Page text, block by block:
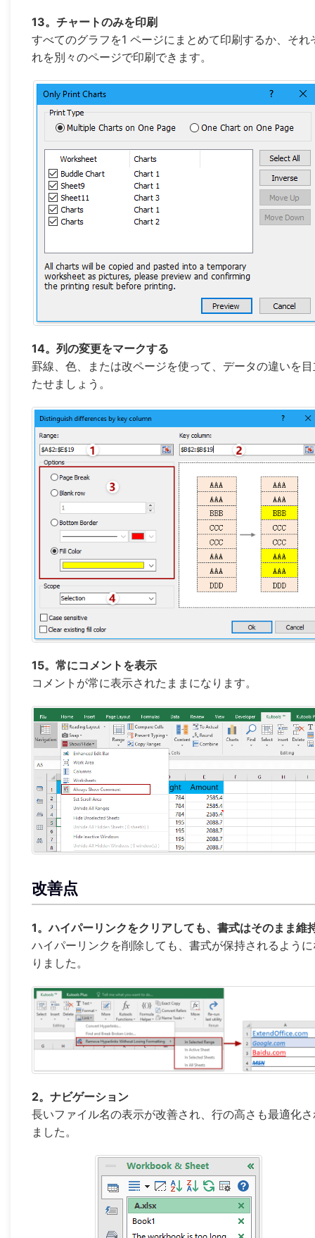
13。チャートのみを印刷
すべてのグラフを1 ページにまとめて印刷するか、それ
れを別々のページで印刷できます。
14。列の変更をマークする
罫線、色、または改ページを使って、データの違いを
たせましょう。
15。常にコメントを表示
コメントが常に表示されたままになります。
改善点
1。ハイパーリンクをクリアしても、書式はそのまま維
ハイパーリンクを削除しても、書式が保持されるよう
りました。
2。ナビゲーション
長いファイル名の表示が改善され、行の高さも最適化
ました。